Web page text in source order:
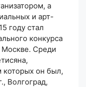
а
и арт-
году стал
конкурса
Москве. Среди
которых он был,
Волгоград,